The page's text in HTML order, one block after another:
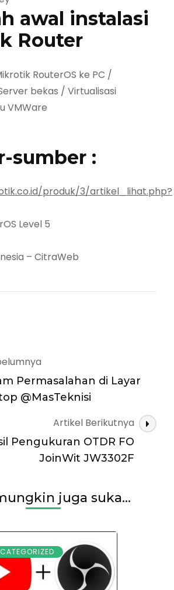
awal instalasi
Router
RouterOS ke PC /
bekas / Virtualisasi
VMWare
sumber :
produk/3/artikel_lihat.php?
Level 5
– CitraWeb
Permasalahan di Layar
@MasTeknisi
Artikel Berikutnya
Pengukuran OTDR FO
JoinWit JW3302F
juga suka...